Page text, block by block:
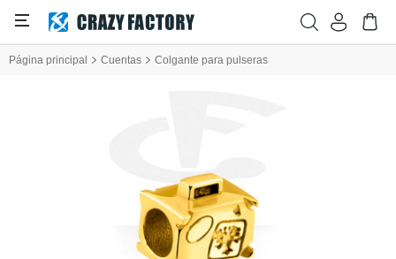
Página principal Cuentas Colgante para pulseras